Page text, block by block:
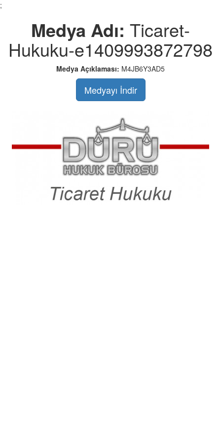
;
Medya Adı: Ticaret-
Hukuku-e1409993872798
Medya Açıklaması: M4JB6Y3AD5
Medyayı İndir